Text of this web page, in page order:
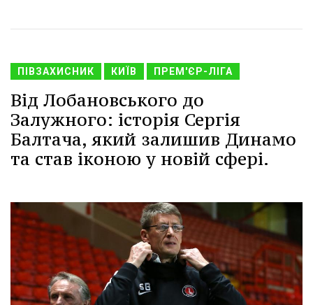
ПІВЗАХИСНИК КИЇВ ПРЕМ'ЄР-ЛІГА
Від Лобановського до
Залужного: історія Сергія
Балтача, який залишив Динамо
та став іконою у новій сфері.